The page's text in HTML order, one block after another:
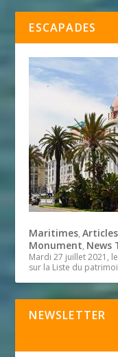
ESCAPADES
Maritimes,Articles
Monument, News
Mardi 27 juillet 2021,
sur la Liste du
NEWSLETTER